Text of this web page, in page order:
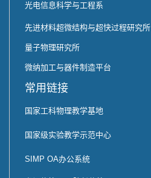
光电信息科学与工程系
先进材料超微结构与超快过程研究所
量子物理研究所
微纳加工与器件制造平台
常用链接
国家工科物理教学基地
国家级实验教学示范中心
SIMP OA办公系统